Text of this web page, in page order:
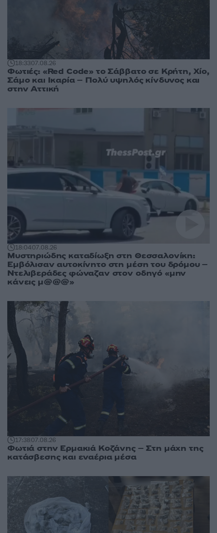
18:3307.08.26
Φωτιές: «Red Code» το Σάββατο σε Κρήτη, Χίο,
Σάμο και Ικαρία – Πολύ υψηλός κίνδυνος και
στην Αττική
18:0407.08.26
Μυστηριώδης καταδίωξη στη Θεσσαλονίκη:
Εμβόλισαν αυτοκίνητο στη μέση του δρόμου –
Ντελιβεράδες φώναζαν στον οδηγό «μην
κάνεις μ@@@»
17:3807.08.26
Φωτιά στην Ερμακιά Κοζάνης – Στη μάχη της
κατάσβεσης και εναέρια μέσα